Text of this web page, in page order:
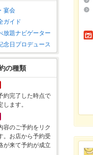
宴会
ガイド
放題ナビゲーター
念日プロデュース
の種類
約完了した時点で
します。
容のご予約をリク
。お店から予約受
が来て予約が成立